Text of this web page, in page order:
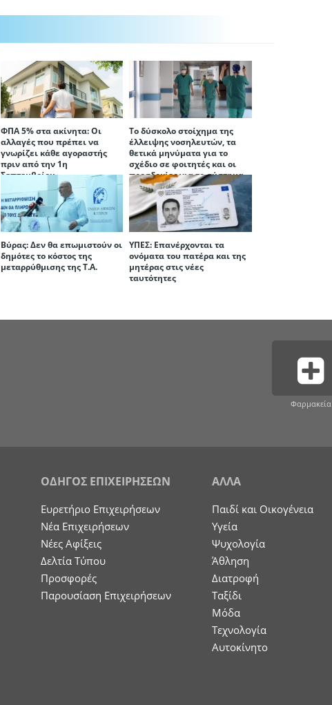
ΦΠΑ 5% στα ακίνητα: Οι
αλλαγές που πρέπει να
γνωρίζει κάθε αγοραστής
πριν από την 1η
Σεπτεμβρίου
Το δύσκολο στοίχημα της
έλλειψης νοσηλευτών, τα
θετικά μηνύματα για το
σχέδιο σε φοιτητές και οι
προσδοκίες για το σύστημα
υγείας
Βύρας: Δεν θα επωμιστούν οι
δημότες το κόστος της
μεταρρύθμισης της Τ.Α.
ΥΠΕΣ: Επανέρχονται τα
ονόματα του πατέρα και της
μητέρας στις νέες
ταυτότητες
Φαρμακεία
ΟΔΗΓΟΣ ΕΠΙΧΕΙΡΗΣΕΩΝ
Ευρετήριο Επιχειρήσεων
Nέα Επιχειρήσεων
Νέες Αφίξεις
Δελτία Τύπου
Προσφορές
Παρουσίαση Επιχειρήσεων
ΑΛΛΑ
Παιδί και Οικογένεια
Υγεία
Ψυχολογία
Άθληση
Διατροφή
Ταξίδι
Μόδα
Τεχνολογία
Αυτοκίνητο